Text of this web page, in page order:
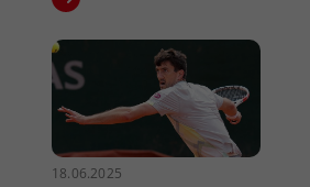
18.06.2025